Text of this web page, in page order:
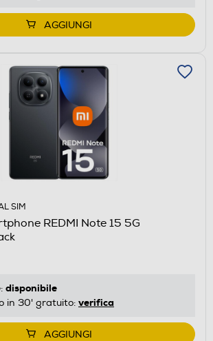
AGGIUNGI
SIM
REDMI Note 15 5G
disponibile
in 30' gratuito: verifica
AGGIUNGI